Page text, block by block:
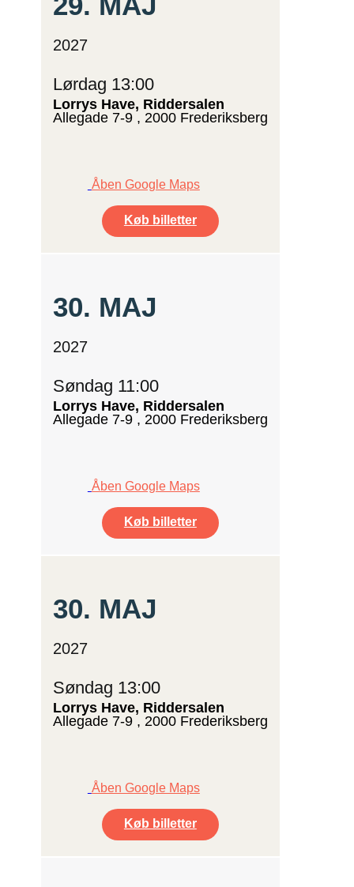
2027
Lørdag 13:00
Lorrys Have, Riddersalen
Allegade 7-9 , 2000 Frederiksberg
Åben Google Maps
Køb billetter
30. MAJ
2027
Søndag 11:00
Lorrys Have, Riddersalen
Allegade 7-9 , 2000 Frederiksberg
Åben Google Maps
Køb billetter
30. MAJ
2027
Søndag 13:00
Lorrys Have, Riddersalen
Allegade 7-9 , 2000 Frederiksberg
Åben Google Maps
Køb billetter